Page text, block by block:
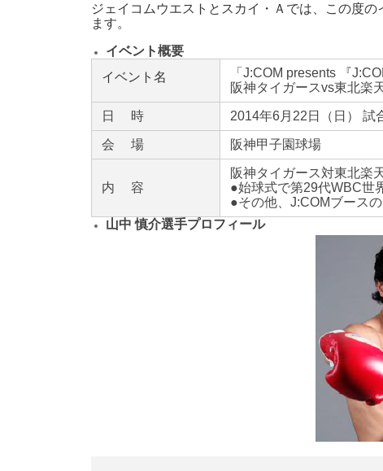
ジェイコムウエストとスカイ・Ａでは、この度
ます。
イベント概要
イベント名
「J:COM presents 『
阪神タイガースvs東北楽
日 時 2014年6月22日（日）
会 場 阪神甲子園球場
内 容
阪神タイガース対東北楽
●始球式で第29代WBC世
●その他、J:COMブース
山中 慎介選手プロフィール